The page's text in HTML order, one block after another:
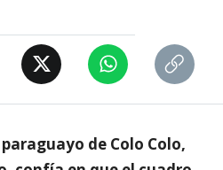
de Colo Colo,